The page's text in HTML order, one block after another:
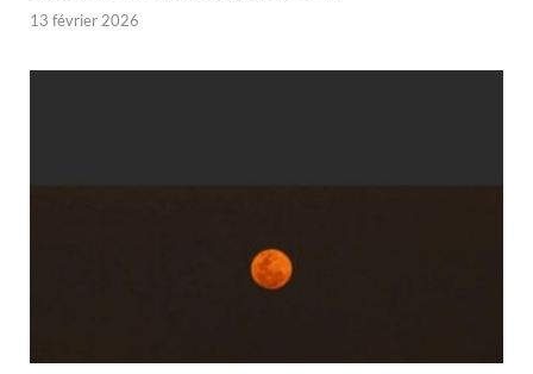
13 février 2026